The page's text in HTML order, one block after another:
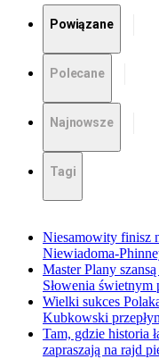
Powiązane
Polecane
Najnowsze
Tagi
Niesamowity finisz
Niewiadoma-
Master Plany
Słowenia świetnym
Wielki sukces
Kubkowski
Tam, gdzie historia
zapraszają na rajd